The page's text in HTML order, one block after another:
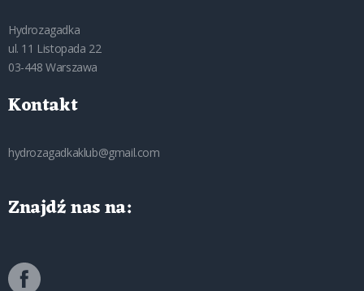
Hydrozagadka
ul. 11 Listopada 22
03-448 Warszawa
Kontakt
hydrozagadkaklub@gmail.com
Znajdź nas na: